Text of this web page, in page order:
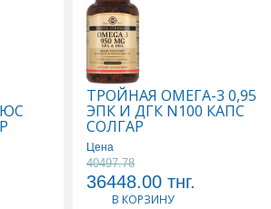
Супрадин в Уральске, Супрадин в Актау
ТРОЙНАЯ ОМЕГА-3 0,95
ЭПК И ДГК N100 КАПС
СОЛГАР
Цена
40497.78
36448.00 тнг.
В КОРЗИНУ